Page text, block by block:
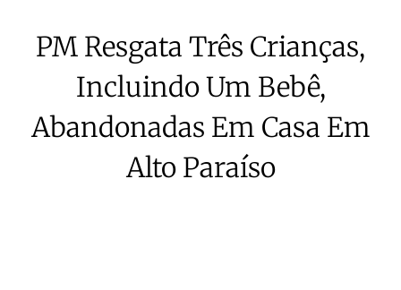
PM Resgata Três Crianças,
Incluindo Um Bebê,
Abandonadas Em Casa Em
Alto Paraíso